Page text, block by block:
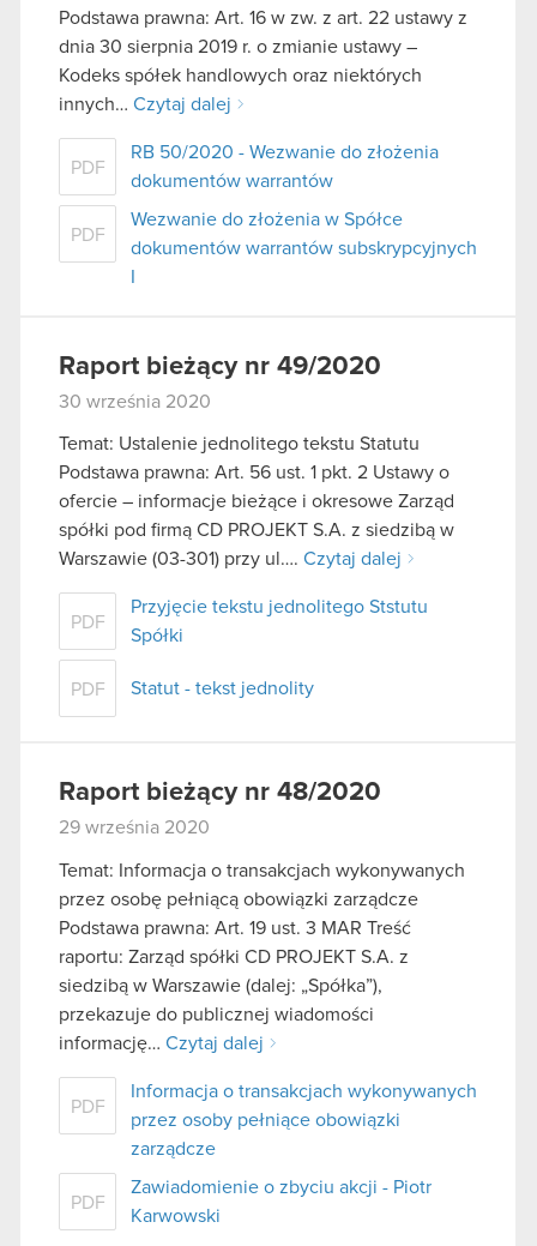
Podstawa prawna: Art. 16 w zw. z art. 22 ustawy z
dnia 30 sierpnia 2019 r. o zmianie ustawy –
Kodeks spółek handlowych oraz niektórych
innych… Czytaj dalej
PDF
RB 50/2020 - Wezwanie do złożenia
dokumentów warrantów
PDF
Wezwanie do złożenia w Spółce
dokumentów warrantów subskrypcyjnych
Raport bieżący nr 49/2020
30 września 2020
Temat: Ustalenie jednolitego tekstu Statutu
Podstawa prawna: Art. 56 ust. 1 pkt. 2 Ustawy o
ofercie – informacje bieżące i okresowe Zarząd
spółki pod firmą CD PROJEKT S.A. z siedzibą w
Warszawie (03-301) przy ul…. Czytaj dalej
PDF
Przyjęcie tekstu jednolitego Ststutu
Spółki
PDF Statut - tekst jednolity
Raport bieżący nr 48/2020
29 września 2020
Temat: Informacja o transakcjach wykonywanych
przez osobę pełniącą obowiązki zarządcze
Podstawa prawna: Art. 19 ust. 3 MAR Treść
raportu: Zarząd spółki CD PROJEKT S.A. z
siedzibą w Warszawie (dalej: „Spółka”),
przekazuje do publicznej wiadomości
informację… Czytaj dalej
PDF
Informacja o transakcjach wykonywanych
przez osoby pełniące obowiązki
zarządcze
PDF
Zawiadomienie o zbyciu akcji - Piotr
Karwowski